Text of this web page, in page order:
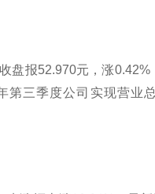
盘报52.970元，涨
第三季度公司实现营业